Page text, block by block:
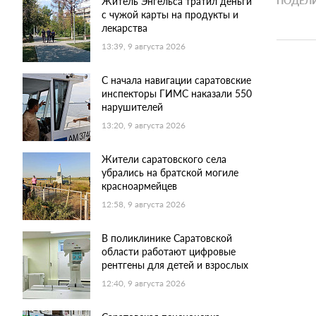
с чужой карты на продукты и
лекарства
13:39, 9 августа 2026
С начала навигации саратовские
инспекторы ГИМС наказали 550
нарушителей
13:20, 9 августа 2026
Жители саратовского села
убрались на братской могиле
красноармейцев
12:58, 9 августа 2026
В поликлинике Саратовской
области работают цифровые
рентгены для детей и взрослых
12:40, 9 августа 2026